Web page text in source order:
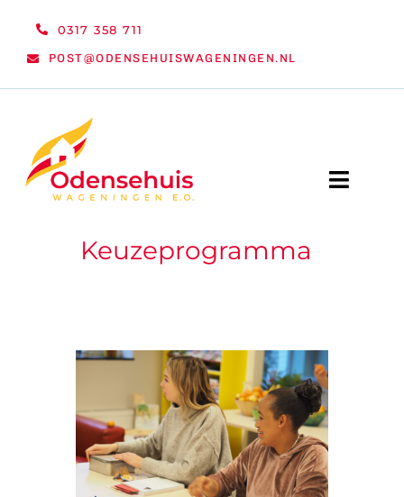
0317 358 711
POST@ODENSEHUISWAGENINGEN.NL
Toggle
WELKOM
VRIJWILLIGERS & STAGIAIRES
Keuzeprogramma